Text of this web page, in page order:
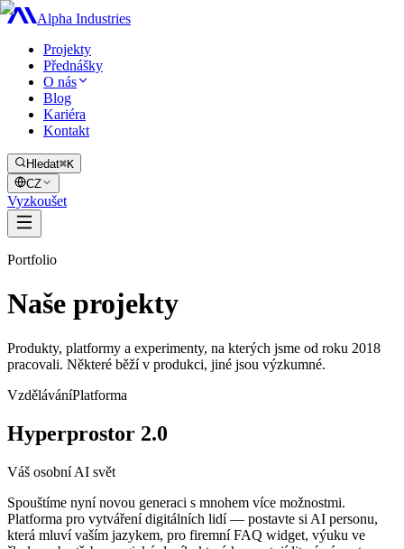
Alpha Industries
Projekty
Přednášky
O nás
Blog
Kariéra
Kontakt
Hledat⌘K
CZ
Vyzkoušet
Portfolio
Naše projekty
Produkty, platformy a experimenty, na kterých jsme od roku 2018
pracovali. Některé běží v produkci, jiné jsou výzkumné.
VzděláváníPlatforma
Hyperprostor 2.0
Váš osobní AI svět
Spouštíme nyní novou generaci s mnohem více možnostmi.
Platforma pro vytváření digitálních lidí — postavte si AI personu,
která mluví vaším jazykem, pro firemní FAQ widget, výuku ve